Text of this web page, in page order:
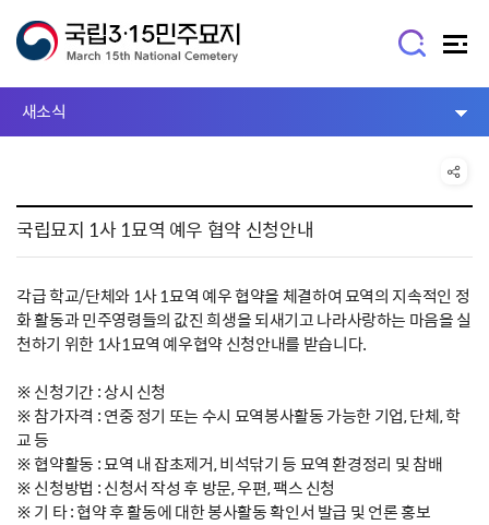
새소식
국립묘지 1사 1묘역 예우 협약 신청안내
각급 학교/단체와 1사 1묘역 예우 협약을 체결하여 묘역의 지속적인 정
화 활동과 민주영령들의 값진 희생을 되새기고 나라사랑하는 마음을 실
천하기 위한 1사1묘역 예우협약 신청안내를 받습니다.
※ 신청기간 : 상시 신청
※ 참가자격 : 연중 정기 또는 수시 묘역봉사활동 가능한 기업, 단체, 학
교 등
※ 협약활동 : 묘역 내 잡초제거, 비석닦기 등 묘역 환경정리 및 참배
※ 신청방법 : 신청서 작성 후 방문, 우편, 팩스 신청
※ 기 타 : 협약 후 활동에 대한 봉사활동 확인서 발급 및 언론 홍보